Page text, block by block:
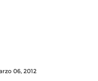
06, 2012